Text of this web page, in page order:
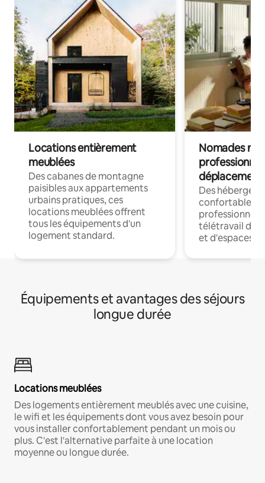
Locations entièrement
meublées
Des cabanes de montagne
paisibles aux appartements
urbains pratiques, ces
locations meublées offrent
tous les équipements d'un
logement standard.
Nomades
déplacement
Des
confortables
professionnels
télétravail
et d'espaces
Équipements et avantages des séjours
longue durée
Locations meublées
Des logements entièrement meublés avec une cuisine,
le wifi et les équipements dont vous avez besoin pour
vous installer confortablement pendant un mois ou
plus. C'est l'alternative parfaite à une location
moyenne ou longue durée.